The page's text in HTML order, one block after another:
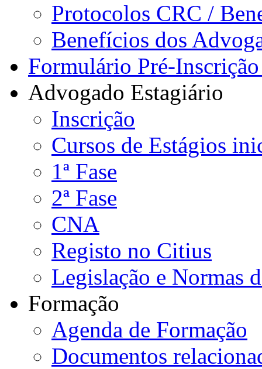
Protocolos CRC /
Benefícios dos
Formulário Pré-
Advogado Estagiário
Inscrição
Cursos de Estágios
1ª Fase
2ª Fase
CNA
Registo no Citius
Legislação e Normas
Formação
Agenda de Formação
Documentos